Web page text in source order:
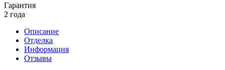
Гарантия
2 года
Описание
Отделка
Информация
Отзывы